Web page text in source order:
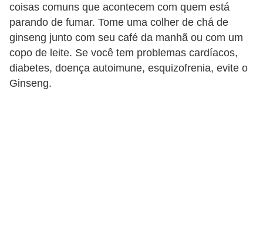
coisas comuns que acontecem com quem está
parando de fumar. Tome uma colher de chá de
ginseng junto com seu café da manhã ou com um
copo de leite. Se você tem problemas cardíacos,
diabetes, doença autoimune, esquizofrenia, evite o
Ginseng.